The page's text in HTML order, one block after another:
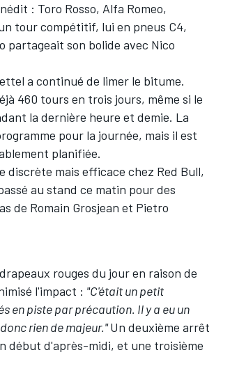
: Toro Rosso, Alfa Romeo,
tour compétitif, lui en pneus C4,
partageait son bolide avec Nico
a continué de limer le bitume.
460 tours en trois jours, même si le
la dernière heure et demie. La
pour la journée, mais il est
planifiée.
discrète mais efficace chez Red Bull,
au stand ce matin pour des
de Romain Grosjean et Pietro
rouges du jour en raison de
l'impact : "C'était un petit
en piste par précaution. Il y a eu un
rien de majeur."Un deuxième arrêt
début d'après-midi, et une troisième